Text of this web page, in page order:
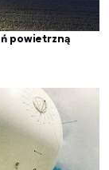
powietrzną